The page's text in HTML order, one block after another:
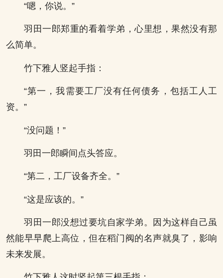
“嗯，你说。”
羽田一郎郑重的看着学弟，心里想，果然没有那
么简单。
竹下雅人竖起手指：
“第一，我需要工厂没有任何债务，包括工人工
资。”
“没问题！”
羽田一郎瞬间点头答应。
“第二，工厂设备齐全。”
“这是应该的。”
羽田一郎没想过要坑自家学弟。因为这样自己虽
然能早早爬上高位，但在稻门阀的名声就臭了，影响
未来发展。